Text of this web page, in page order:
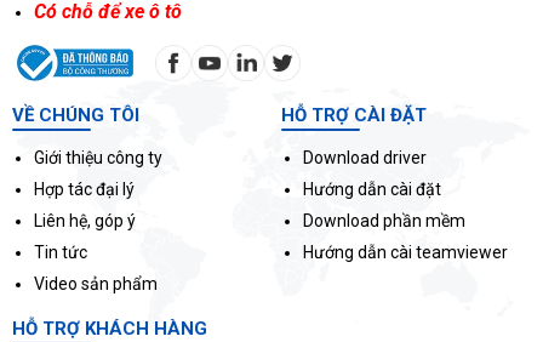
Có chỗ để xe ô tô
VỀ CHÚNG TÔI
Giới thiệu công ty
Hợp tác đại lý
Liên hệ, góp ý
Tin tức
Video sản phẩm
HỖ TRỢ CÀI ĐẶT
Download driver
Hướng dẫn cài đặt
Download phần mềm
Hướng dẫn cài teamviewer
HỖ TRỢ KHÁCH HÀNG